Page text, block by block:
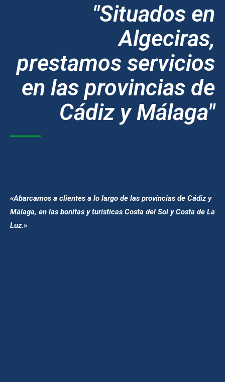
"Situados en
Algeciras,
prestamos servicios
en las provincias de
Cádiz y Málaga"
«Abarcamos a clientes a lo largo de las provincias de Cádiz y
Málaga, en las bonitas y turísticas Costa del Sol y Costa de La
Luz.»